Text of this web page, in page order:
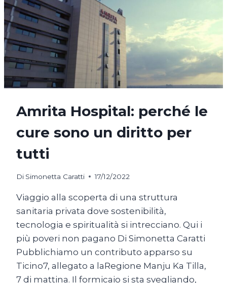
Amrita Hospital: perché le
cure sono un diritto per
tutti
Di Simonetta Caratti 17/12/2022
Viaggio alla scoperta di una struttura
sanitaria privata dove sostenibilità,
tecnologia e spiritualità si intrecciano. Qui i
più poveri non pagano Di Simonetta Caratti
Pubblichiamo un contributo apparso su
Ticino7, allegato a laRegione Manju Ka Tilla,
7 di mattina. Il formicaio si sta svegliando,